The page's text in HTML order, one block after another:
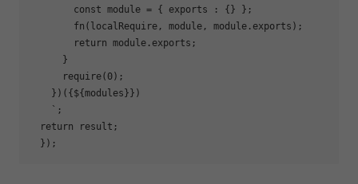
        const module = { exports : {} };
        fn(
local Require, module, module.exports);
return module.exports;
      }
      require(0);
    })({
${modules} })
    `;
return result;